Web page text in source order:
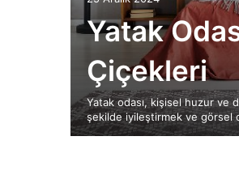
Yatak
Çiçekleri
Yatak odası, kişisel huzur ve
şekilde iyileştirmek ve görsel